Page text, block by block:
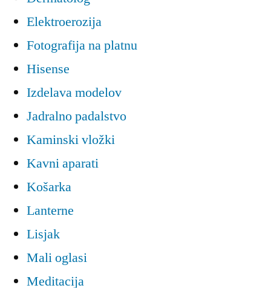
Elektroerozija
Fotografija na platnu
Hisense
Izdelava modelov
Jadralno padalstvo
Kaminski vložki
Kavni aparati
Košarka
Lanterne
Lisjak
Mali oglasi
Meditacija